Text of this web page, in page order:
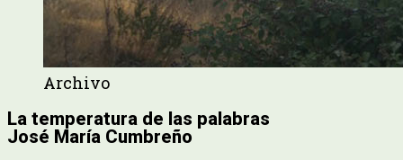
Archivo
La temperatura de las palabras
José María Cumbreño